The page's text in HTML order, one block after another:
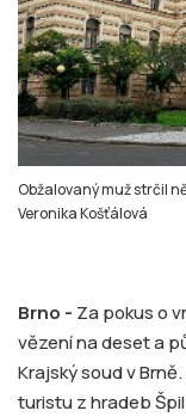
Obžalovaný muž strčil
Veronika Košťálová
Brno - Za pokus o
vězení na deset a
Krajský soud v
turistu z hradeb